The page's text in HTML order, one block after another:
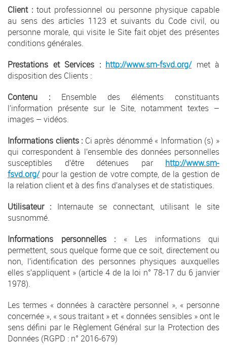
Client : tout professionnel ou personne physique capable
au sens des articles 1123 et suivants du Code civil, ou
personne morale, qui visite le Site fait objet des présentes
conditions générales.
Prestations et Services : http://www.sm-fsvd.org/met à
disposition des Clients :
Contenu : Ensemble des éléments constituants
l’information présente sur le Site, notamment textes –
images – vidéos.
Informations clients : Ci après dénommé « Information (s) »
qui correspondent à l’ensemble des données personnelles
susceptibles d’être détenues par http://www.sm-
fsvd.org/pour la gestion de votre compte, de la gestion de
la relation client et à des fins d’analyses et de statistiques.
Utilisateur : Internaute se connectant, utilisant le site
susnommé.
Informations personnelles : « Les informations qui
permettent, sous quelque forme que ce soit, directement ou
non, l’identification des personnes physiques auxquelles
elles s’appliquent » (article 4 de la loi n° 78-17 du 6 janvier
1978).
Les termes « données à caractère personnel », « personne
concernée », « sous traitant » et « données sensibles » ont le
sens défini par le Règlement Général sur la Protection des
Données (RGPD : n° 2016-679)